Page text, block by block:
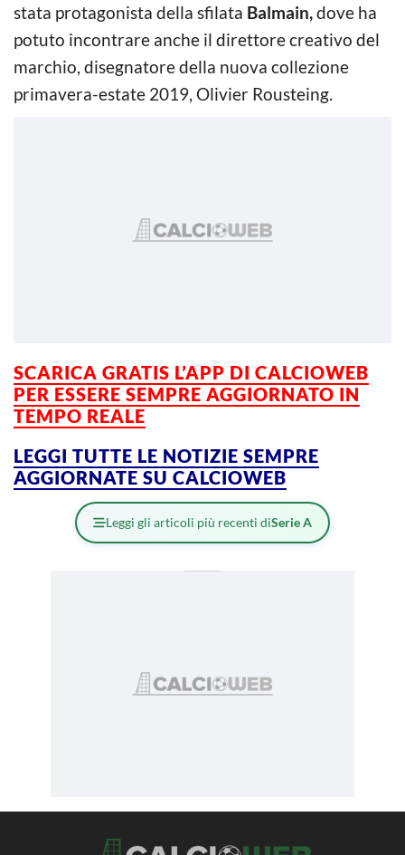
stata protagonista della sfilata Balmain,dove ha
potuto incontrare anche il direttore creativo del
marchio, disegnatore della nuova collezione
primavera-estate 2019, Olivier Rousteing.
SCARICA GRATIS L’APP DI CALCIOWEB
PER ESSERE SEMPRE AGGIORNATO IN
TEMPO REALE
LEGGI TUTTE LE NOTIZIE SEMPRE
AGGIORNATE SU CALCIOWEB
Leggi gli articoli più recenti diSerie A